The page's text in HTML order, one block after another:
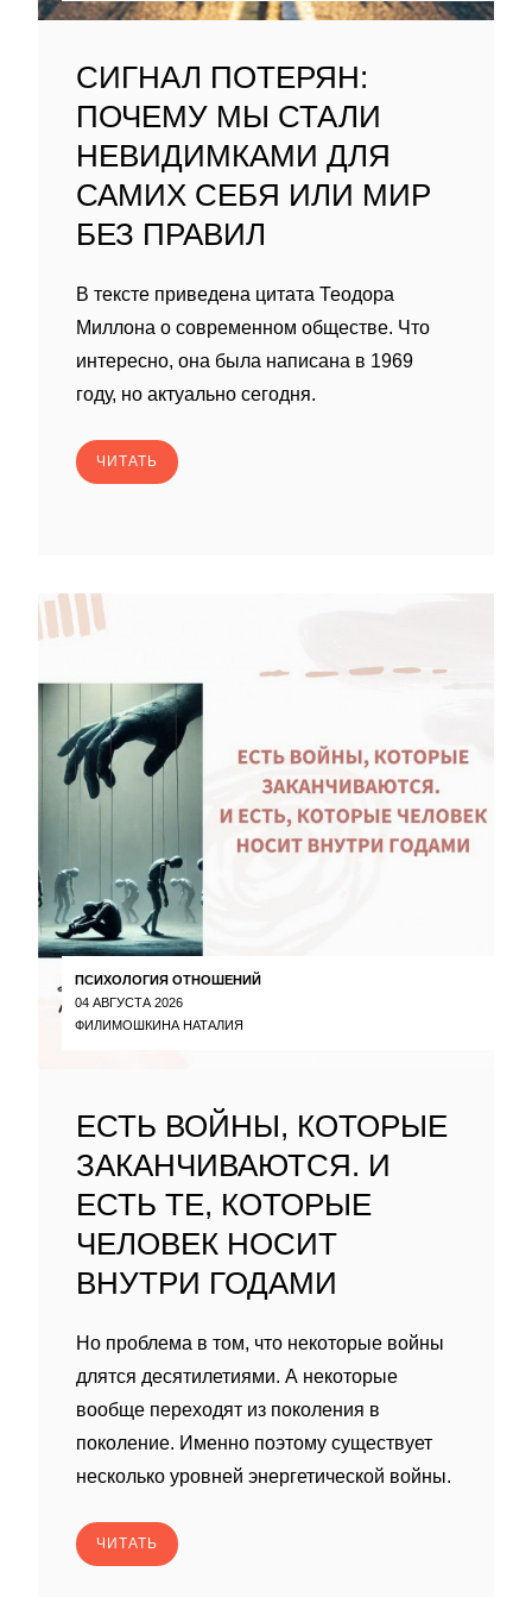
СИГНАЛ ПОТЕРЯН:
ПОЧЕМУ МЫ СТАЛИ
НЕВИДИМКАМИ ДЛЯ
САМИХ СЕБЯ ИЛИ МИР
БЕЗ ПРАВИЛ
В тексте приведена цитата Теодора
Миллона о современном обществе. Что
интересно, она была написана в 1969
году, но актуально сегодня.
ЧИТАТЬ
ПСИХОЛОГИЯ ОТНОШЕНИЙ
04 АВГУСТА 2026
ФИЛИМОШКИНА НАТАЛИЯ
ЕСТЬ ВОЙНЫ, КОТОРЫЕ
ЗАКАНЧИВАЮТСЯ. И
ЕСТЬ ТЕ, КОТОРЫЕ
ЧЕЛОВЕК НОСИТ
ВНУТРИ ГОДАМИ
Но проблема в том, что некоторые войны
длятся десятилетиями. А некоторые
вообще переходят из поколения в
поколение. Именно поэтому существует
несколько уровней энергетической войны.
ЧИТАТЬ